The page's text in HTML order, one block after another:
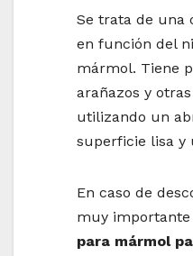
Se trata de una
en función del
mármol. Tiene
arañazos y
utilizando un
superficie lisa y
En caso de
muy importante
para mármol